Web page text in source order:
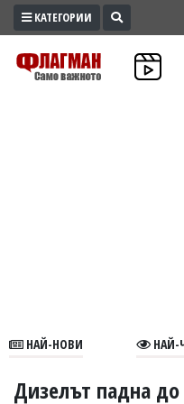
ПРОМО
ЗОНА
КАТЕГОРИИ
НАЙ-НОВИ НАЙ-
Дизелът падна